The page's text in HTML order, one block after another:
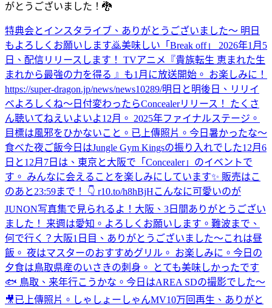
がとうございました！🐉
特典会とインスタライブ、ありがとうございました〜 明日
もよろしくお願いします🙇美味しい 「Break off」 2026年1月5
日、配信リリースします！ TVアニメ『貴族転生 恵まれた生
まれから最強の力を得る 』も1月に放送開始。 お楽しみに！
https://super-dragon.jp/news/news10289/明日と明後日、リリイ
ベよろしくね〜 日付変わったらConcealerリリース！ たくさ
ん聴いてねえ いよいよ12月。 2025年ファイナルステージ。
目標は風邪をひかないこと。 已上傳照片。 今日暑かったな〜
食べた夜ご飯今日はJungle Gym Kingsの振り入れでした12月6
日と12月7日は、東京と大阪で「Concealer」のイベントで
す。 みんなに会えることを楽しみにしています✨ 販売はこ
のあと23:59まで！ 👇 r10.to/h8hBjHこんなに可愛いのが
JUNON写真集で見られるよ！ 大阪、3日間ありがとうござい
ました！ 来週は愛知。よろしくお願いします。 難波まで、
何で行く？ 大阪1日目、ありがとうございました〜これは昼
飯。 夜はマスターのおすすめグリル。 お楽しみに。 今日の
夕食は鳥取県産のいさきの刺身。 とても美味しかったです
🐟 鳥取、来年行こうかな。 今日はAREA SDの撮影でした〜
🎥已上傳照片。 しゃしょーしゃんMV10万回再生、ありがと